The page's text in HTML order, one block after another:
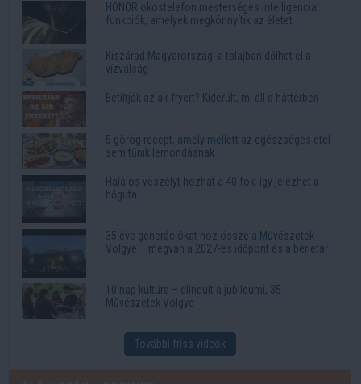
HONOR okostelefon mesterséges intelligencia
funkciók, amelyek megkönnyítik az életet
Kiszárad Magyarország: a talajban dőlhet el a
vízválság
Betiltják az air fryert? Kiderült, mi áll a háttérben
5 görög recept, amely mellett az egészséges étel
sem tűnik lemondásnak
Halálos veszélyt hozhat a 40 fok: így jelezhet a
hőguta
35 éve generációkat hoz össze a Művészetek
Völgye – megvan a 2027-es időpont és a bérletár
10 nap kultúra – elindult a jubileumi, 35.
Művészetek Völgye
További friss videók